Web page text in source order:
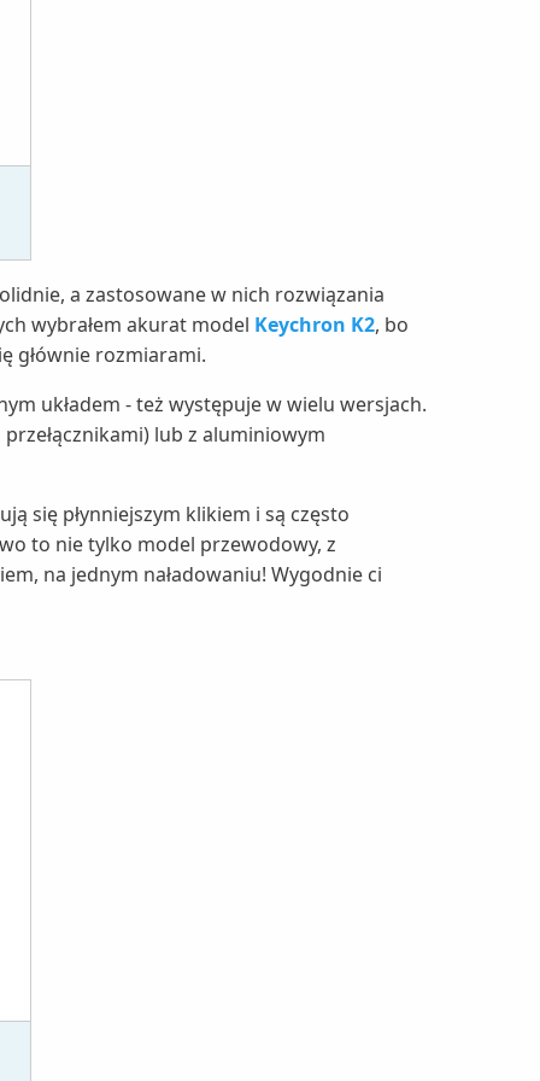
a zastosowane w nich rozwiązania
wybrałem akurat model Keychron K2, bo
głównie rozmiarami.
układem - też występuje w wielu wersjach.
lub z aluminiowym
się płynniejszym klikiem i są często
to nie tylko model przewodowy, z
na jednym naładowaniu! Wygodnie ci